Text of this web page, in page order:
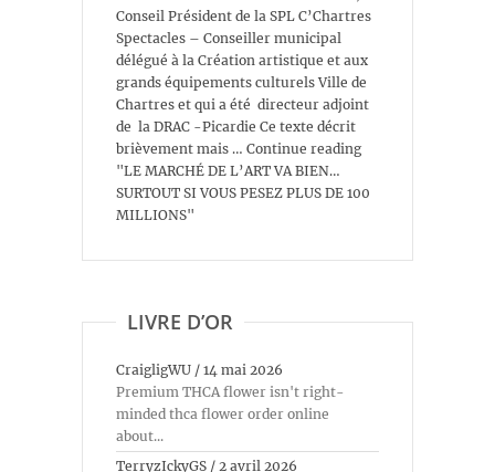
Conseil Président de la SPL C’Chartres
Spectacles – Conseiller municipal
délégué à la Création artistique et aux
grands équipements culturels Ville de
Chartres et qui a été directeur adjoint
de la DRAC -Picardie Ce texte décrit
brièvement mais … Continue reading
"LE MARCHÉ DE L’ART VA BIEN…
SURTOUT SI VOUS PESEZ PLUS DE 100
MILLIONS"
LIVRE D’OR
CraigligWU / 14 mai 2026
Premium THCA flower isn't right-
minded thca flower order online
about...
TerryzIckyGS / 2 avril 2026